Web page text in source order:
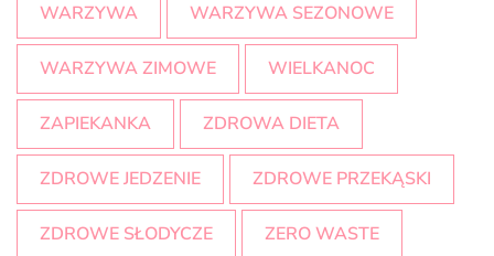
WARZYWA WARZYWA SEZONOWE
WARZYWA ZIMOWE WIELKANOC
ZAPIEKANKA ZDROWA DIETA
ZDROWE JEDZENIE ZDROWE PRZEKĄSKI
ZDROWE SŁODYCZE ZERO WASTE